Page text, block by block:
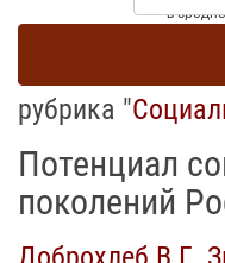
* - в
рубрика "
Потенциал
поколений